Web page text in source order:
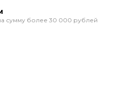
сумму более 30 000 рублей